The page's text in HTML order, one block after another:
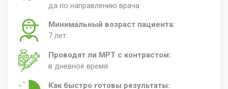
да по направлению врача
Минимальный возраст пациента:
7 лет.
Проводят ли МРТ с контрастом:
в дневное время
Как быстро готовы результаты: